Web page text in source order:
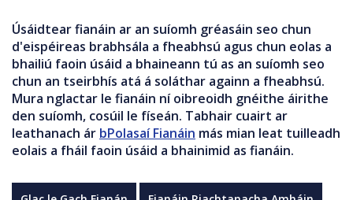
Úsáidtear fianáin ar an suíomh gréasáin seo chun
d'eispéireas brabhsála a fheabhsú agus chun eolas a
bhailiú faoin úsáid a bhaineann tú as an suíomh seo
chun an tseirbhís atá á soláthar againn a fheabhsú.
Mura nglactar le fianáin ní oibreoidh gnéithe áirithe
den suíomh, cosúil le físeán. Tabhair cuairt ar
leathanach ár bPolasaí Fianáin más mian leat tuilleadh
eolais a fháil faoin úsáid a bhainimid as fianáin.